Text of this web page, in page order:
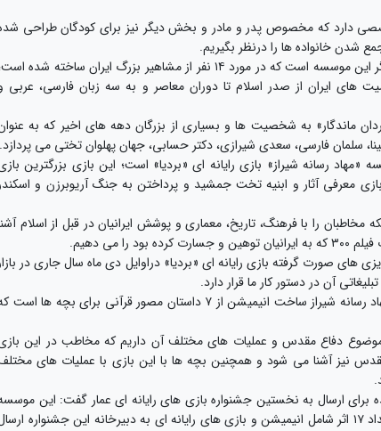
دارد که مخصوص پدر و مادر و بخش دیگر نیز برای کودگان طراحی
شدن خانواده ها را درنظر بگیریم.
وی تصریح کرد: مجموعه «مردان ماندگار» محصول دیگر این موسسه است که در مورد ۱۴ نفر از مشاهیر بزرگ ایران ساخته شده
داستان مصورهای ۱۴ نفر از شخصیت های ایران از صدر اسلام تا دوران معاصر و به سه زبان فارسی، عربی
ماندگار» به شخصیت ها و بسیاری از بزرگان دهه های اخیر که به
سینا، سلمان فارسی، سعدی شیرازی، دکتر حسابی، جهان پهلوان تختی می پردازد.
رسانه شیراز» بازی رایانه ای «بردیا» است؛ این بازی بزرگترین
معرفی آثار و ابنیه تخت جمشید و پرداختن به جنگ آریوبرزن و
را با فرهنگ، تاریخ، معماری و پوشش ایرانیان در قبل از اسلام
می دهیم.
های صورت گرفته بازی رایانه ای «بردیا» دراوایل دی ماه سال جاری در
آن در دستور کار ما قرار دارد.
افسری متذکر شد: از دیگر برنامه های ما در موسسه مهاد رسانه شیراز ساخت انیمیشن از ۷ داستان مصور قرآنی برای بچه ها
دفاع مقدس و عملیات های مختلف آن داریم که مخاطب در این
نیز آشنا می شود و همچنین بچه ها با این بازی با عملیات های
شیراز پیرامون ۱۷ کار آماده شده برای ارسال به نخستین جشنواره بازی های رایانه ای عمار گفت: این
برای حضور در نخستین جشنواره مردمی بازی عمار تعداد ۱۷ اثر شامل انیمیشن و بازی های رایانه ای به دبیرخانه این جشنواره